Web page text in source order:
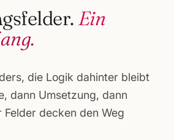
Ein
die Logik dahinter bleibt
dann Umsetzung, dann
Felder decken den Weg